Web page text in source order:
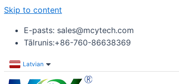
Skip to content
E-pasts: sales@mcytech.com
Tālrunis:+86-760-86638369
Latvian